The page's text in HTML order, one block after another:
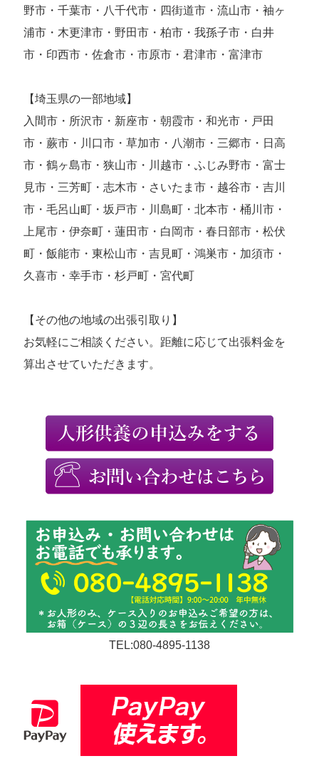
野市・千葉市・八千代市・四街道市・流山市・袖ヶ
浦市・木更津市・野田市・柏市・我孫子市・白井
市・印西市・佐倉市・市原市・君津市・富津市
【埼玉県の一部地域】
入間市・所沢市・新座市・朝霞市・和光市・戸田
市・蕨市・川口市・草加市・八潮市・三郷市・日高
市・鶴ヶ島市・狭山市・川越市・ふじみ野市・富士
見市・三芳町・志木市・さいたま市・越谷市・吉川
市・毛呂山町・坂戸市・川島町・北本市・桶川市・
上尾市・伊奈町・蓮田市・白岡市・春日部市・松伏
町・飯能市・東松山市・吉見町・鴻巣市・加須市・
久喜市・幸手市・杉戸町・宮代町
【その他の地域の出張引取り】
お気軽にご相談ください。距離に応じて出張料金を
算出させていただきます。
TEL:080-4895-1138